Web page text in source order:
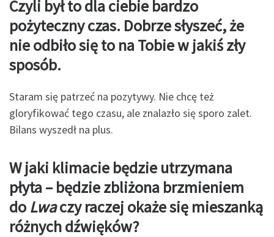
Czyli był to dla ciebie bardzo
pożyteczny czas. Dobrze słyszeć, że
nie odbiło się to na Tobie w jakiś zły
sposób.
Staram się patrzeć na pozytywy. Nie chcę też
gloryfikować tego czasu, ale znalazło się sporo zalet.
Bilans wyszedł na plus.
W jaki klimacie będzie utrzymana
płyta – będzie zbliżona brzmieniem
do Lwaczy raczej okaże się mieszanką
różnych dźwięków?